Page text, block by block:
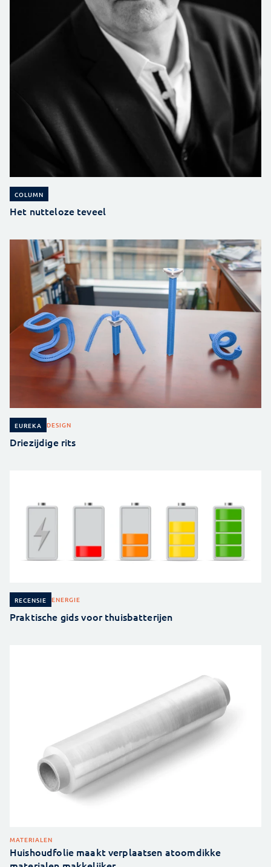
COLUMN
Het nutteloze teveel
EUREKA DESIGN
Driezijdige rits
RECENSIE ENERGIE
Praktische gids voor thuisbatterijen
MATERIALEN
Huishoudfolie maakt verplaatsen atoomdikke